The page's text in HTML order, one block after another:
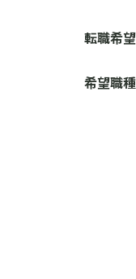
転職希
希望職種